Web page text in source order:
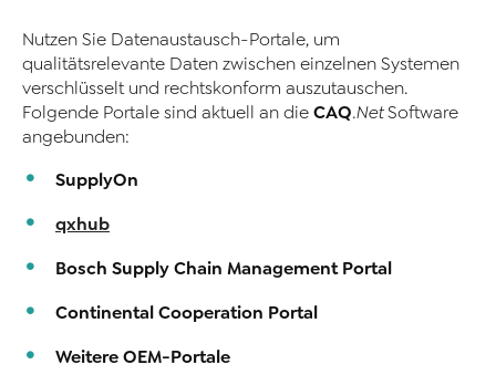
Nutzen Sie Datenaustausch-Portale, um
qualitätsrelevante Daten zwischen einzelnen Systemen
verschlüsselt und rechtskonform auszutauschen.
Folgende Portale sind aktuell an die CAQ.NetSoftware
angebunden:
SupplyOn
qxhub
Bosch Supply Chain Management Portal
Continental Cooperation Portal
Weitere OEM-Portale